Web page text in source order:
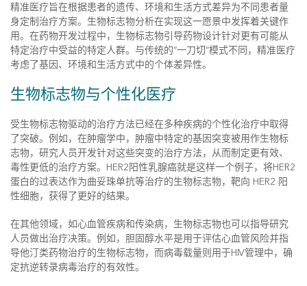
精准医疗旨在根据患者的遗传、环境和生活方式差异为不同患者量
身定制治疗方案。生物标志物分析在实现这一愿景中发挥着关键作
用。在药物开发过程中，生物标志物引导药物设计针对更有可能从
特定治疗中受益的特定人群。与传统的“一刀切”模式不同，精准医疗
考虑了基因、环境和生活方式中的个体差异性。
生物标志物与个性化医疗
受生物标志物驱动的治疗方法已经在多种疾病的个性化治疗中取得
了突破。例如，在肿瘤学中，肿瘤中特定的基因突变被用作生物标
志物，研究人员开发针对这些突变的治疗方法，从而制定更有效、
毒性更低的治疗方案。HER2阳性乳腺癌就是这样一个例子，将HER2
蛋白的过表达作为曲妥珠单抗等治疗的生物标志物，靶向 HER2 阳
性细胞，获得了更好的结果。
在其他领域，如心血管疾病和传染病，生物标志物也可以指导研究
人员做出治疗决策。例如，胆固醇水平是用于评估心血管风险并指
导他汀类药物治疗的生物标志物，而病毒载量则用于HIV管理中，确
定抗逆转录病毒治疗的有效性。